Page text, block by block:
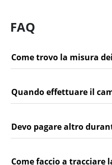
FAQ
Come trovo la misura
Quando effettuare il
Devo pagare altro
Come faccio a tracciare